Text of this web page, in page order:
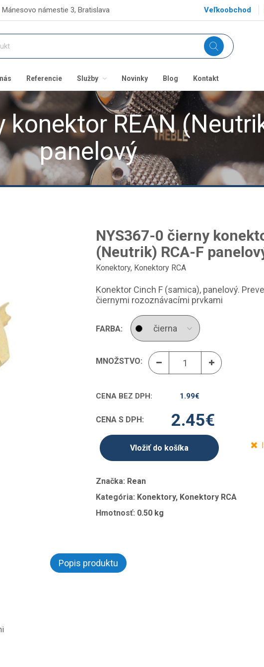
Mánesovo námestie 3, Bratislava Veľkoobchod
Referencie Služby Novinky Blog Kontakt
konektor REAN
panelový
NYS367-0 čierny
(Neutrik) RCA-F
Konektory, Konektory RCA
Konektor Cinch F (samica), panelový.
čiernymi rozoznávacími prvkami
FARBA:
MNOŽSTVO:
CENA BEZ DPH: 1.99€
CENA S DPH: 2.45€
Vložiť do košíka
Značka: Rean
Kategória: Konektory, Konektory RCA
Hmotnosť: 0.50 kg
Popis produktu